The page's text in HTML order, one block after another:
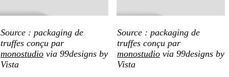
Source : packaging de
truffes conçu par
monostudio via 99designs by
Vista
Source : packaging de
truffes conçu par
monostudio via 99designs by
Vista